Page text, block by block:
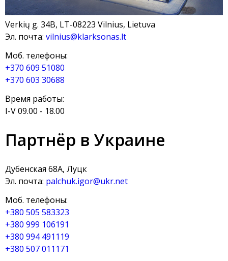
Verkių g. 34B, LT-08223 Vilnius, Lietuva
Эл. почта: vilnius@klarksonas.lt
Моб. телефоны:
+370 609 51080
+370 603 30688
Время работы:
I-V 09.00 - 18.00
Партнёр в Украине
Дубенская 68А, Луцк
Эл. почта: palchuk.igor@ukr.net
Моб. телефоны:
+380 505 583323
+380 999 106191
+380 994 491119
+380 507 011171